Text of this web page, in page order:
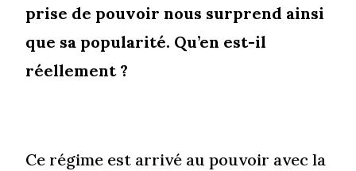
prise de pouvoir nous surprend ainsi
que sa popularité. Qu’en est-il
réellement ?
Ce régime est arrivé au pouvoir avec la